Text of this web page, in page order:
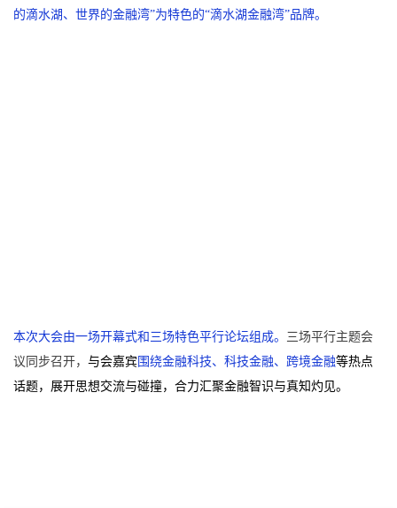
的滴水湖、世界的金融湾”为特色的“滴水湖金融湾”品牌。
本次大会由一场开幕式和三场特色平行论坛组成。 三场平行主题会
议同步召开， 与会嘉宾 围绕金融科技、科技金融、跨境金融等热点
话题，展开思想交流与碰撞，合力汇聚金融智识与真知灼见。